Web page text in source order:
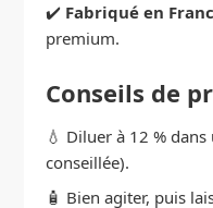
✔️ Fabriqué en
premium.
Conseils de
💧 Diluer à 12 %
conseillée).
🧴 Bien agiter, puis